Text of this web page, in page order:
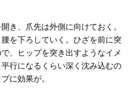
き、爪先は外側に向けておく。
を下ろしていく。ひざを前に突
、ヒップを突き出すようなイメ
行になるくらい深く沈み込むの
に効果が。